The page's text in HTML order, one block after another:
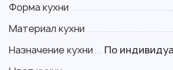
Форма кухни
Материал кухни
Назначение кухни
По